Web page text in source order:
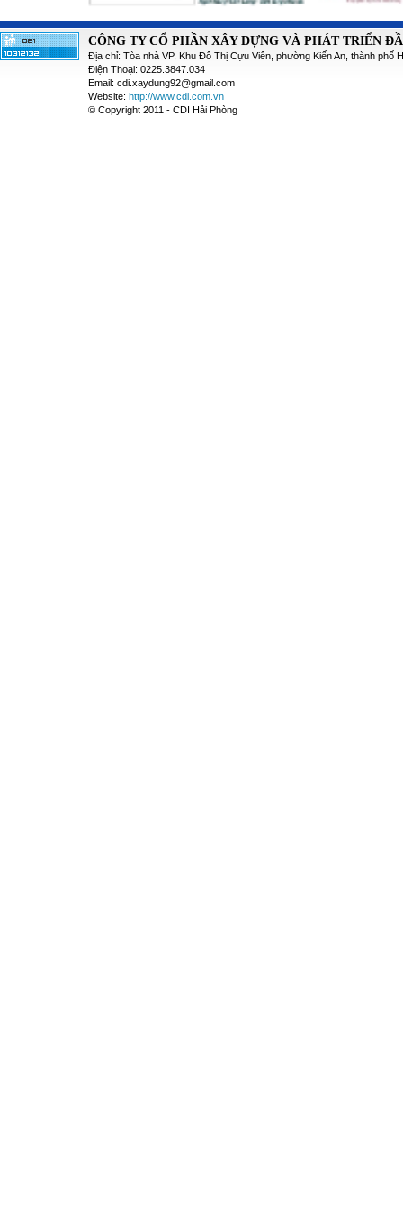
CÔNG TY CỔ PHẦN XÂY DỰNG VÀ PHÁT TRIỂN
Địa chỉ: Tòa nhà VP, Khu Đô Thị Cựu Viên, phường Kiến An, thành phố
Điện Thoại: 0225.3847.034
Email: cdi.xaydung92@gmail.com
Website: http://www.cdi.com.vn
© Copyright 2011 - CDI Hải Phòng